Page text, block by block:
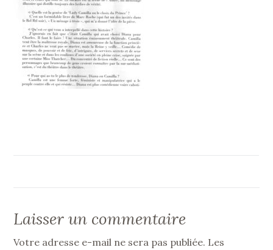
Laisser un commentaire
Votre adresse e-mail ne sera pas publiée. Les